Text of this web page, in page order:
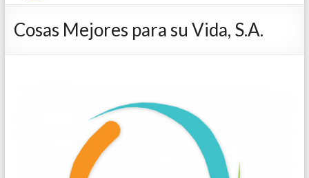
Cosas Mejores para su Vida, S.A.